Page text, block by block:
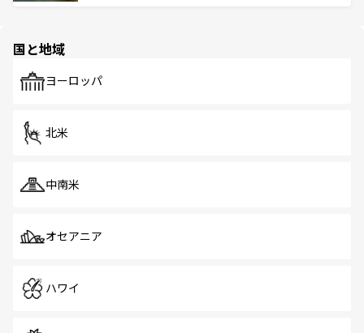
で、ホーカーズは地元の風情を楽しめる外せないスポット
国と地域
ヨーロッパ
北米
中南米
オセアニア
ハワイ